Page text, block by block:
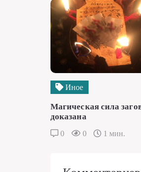
Иное
Магическая сила
доказана
0 0 1 мин.